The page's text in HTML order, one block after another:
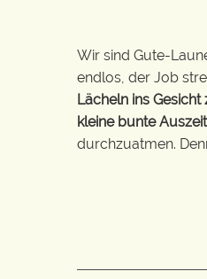
Wir sind Gute-
endlos, der Job
Lächeln ins
kleine bunte Auszeit
durchzuatmen.